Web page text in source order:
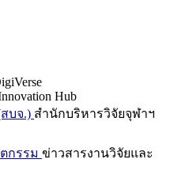
Hub
บจ.) สำนักบริหารวิจัยจุฬาฯ
กรรม ข่าวสารงานวิจัยและ